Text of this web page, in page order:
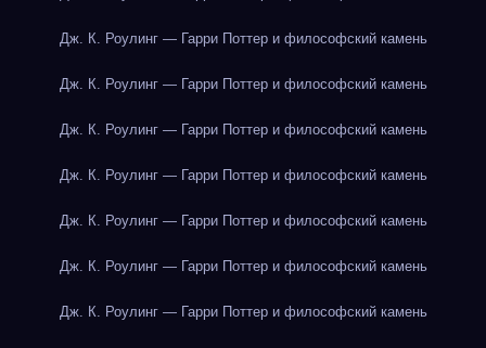
Дж. К. Роулинг — Гарри Поттер и философский камень
Дж. К. Роулинг — Гарри Поттер и философский камень
Дж. К. Роулинг — Гарри Поттер и философский камень
Дж. К. Роулинг — Гарри Поттер и философский камень
Дж. К. Роулинг — Гарри Поттер и философский камень
Дж. К. Роулинг — Гарри Поттер и философский камень
Дж. К. Роулинг — Гарри Поттер и философский камень